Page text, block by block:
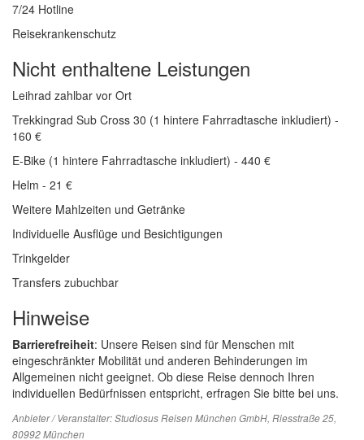
7/24 Hotline
Reisekrankenschutz
Nicht enthaltene Leistungen
Leihrad zahlbar vor Ort
Trekkingrad Sub Cross 30 (1 hintere Fahrradtasche inkludiert) -
160 €
E-Bike (1 hintere Fahrradtasche inkludiert) - 440 €
Helm - 21 €
Weitere Mahlzeiten und Getränke
Individuelle Ausflüge und Besichtigungen
Trinkgelder
Transfers zubuchbar
Hinweise
Barrierefreiheit: Unsere Reisen sind für Menschen mit
eingeschränkter Mobilität und anderen Behinderungen im
Allgemeinen nicht geeignet. Ob diese Reise dennoch Ihren
individuellen Bedürfnissen entspricht, erfragen Sie bitte bei uns.
Anbieter / Veranstalter:Studiosus Reisen München GmbH, Riesstraße 25,
80992 München